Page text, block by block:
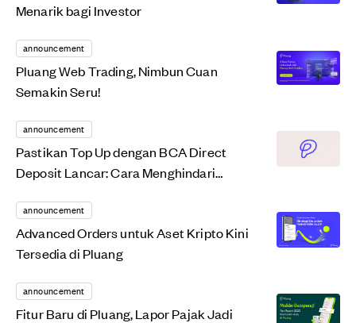
Menarik bagi Investor
announcement
Pluang Web Trading, Nimbun Cuan
Semakin Seru!
announcement
Pastikan Top Up dengan BCA Direct
Deposit Lancar: Cara Menghindari
announcement
Advanced Orders untuk Aset Kripto Kini
Tersedia di Pluang
announcement
Fitur Baru di Pluang, Lapor Pajak Jadi